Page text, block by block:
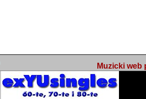
Muzicki web